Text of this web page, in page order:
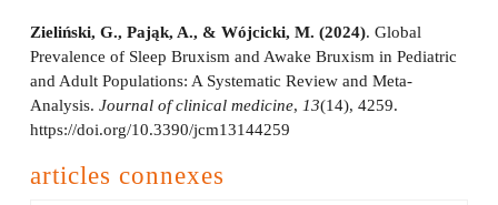
Zieliński, G., Pająk, A., & Wójcicki, M. (2024). Global
Prevalence of Sleep Bruxism and Awake Bruxism in Pediatric
and Adult Populations: A Systematic Review and Meta-
Analysis. Journal of clinical medicine, 13(14), 4259.
https://doi.org/10.3390/jcm13144259
articles connexes